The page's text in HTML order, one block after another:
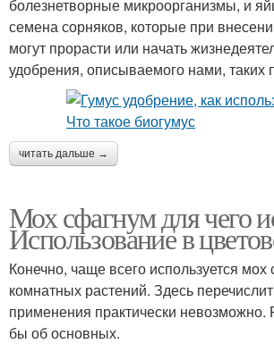
болезнетворные микроорганизмы, и
семена сорняков, которые при
могут прорасти или начать
удобрения, описываемого нами, таких
читать дальше →
Мох сфагнум для чего
Использование в
Конечно, чаще всего используется
комнатных растений. Здесь
применения практически невозможно.
бы об основных.